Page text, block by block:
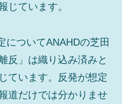
じています。
についてANAHDの芝田
反」は織り込み済みと
ています。反発が想定
道だけでは分かりませ